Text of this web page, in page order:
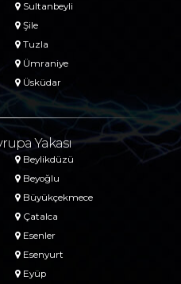
Sultanbeyli
Şile
Tuzla
Ümraniye
Üsküdar
Yakası
Beylikdüzü
Beyoğlu
Büyükçekmece
Çatalca
Esenler
Esenyurt
Eyüp